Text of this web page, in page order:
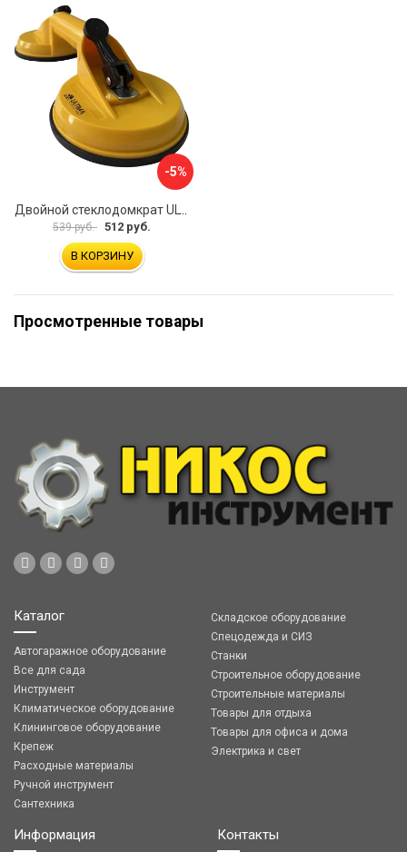
-5%
Двойной стеклодомкрат ULTIMA 2
539 руб. 512 руб.
В КОРЗИНУ
Просмотренные товары
Каталог
Автогаражное оборудование
Все для сада
Инструмент
Климатическое оборудование
Клининговое оборудование
Крепеж
Расходные материалы
Ручной инструмент
Сантехника
Складское оборудование
Спецодежда и СИЗ
Станки
Строительное оборудование
Строительные материалы
Товары для отдыха
Товары для офиса и дома
Электрика и свет
Информация Контакты